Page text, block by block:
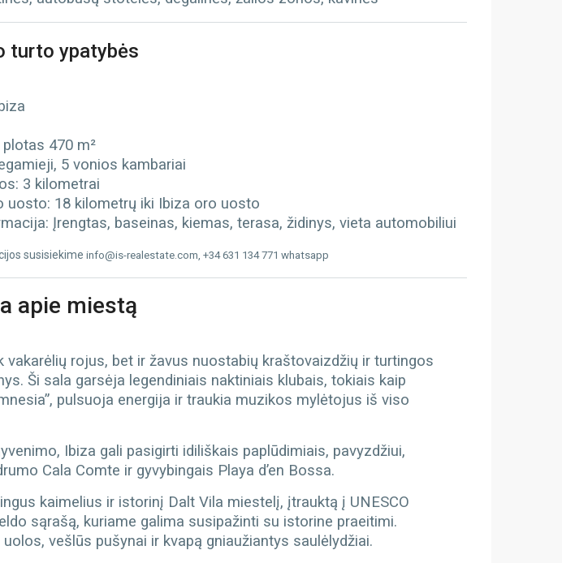
turto ypatybės
470 m²
5 vonios kambariai
3 kilometrai
uosto: 18 kilometrų iki Ibiza oro uosto
Įrengtas, baseinas, kiemas, terasa, židinys, vieta automobiliui
susisiekime info@is-realestate.com, +34 631 134 771 whatsapp
apie miestą
vakarėlių rojus, bet ir žavus nuostabių kraštovaizdžių ir turtingos
Ši sala garsėja legendiniais naktiniais klubais, tokiais kaip
pulsuoja energija ir traukia muzikos mylėtojus iš viso
Ibiza gali pasigirti idiliškais paplūdimiais, pavyzdžiui,
Cala Comte ir gyvybingais Playa d’en Bossa.
kaimelius ir istorinį Dalt Vila miestelį, įtrauktą į UNESCO
sąrašą, kuriame galima susipažinti su istorine praeitimi.
vešlūs pušynai ir kvapą gniaužiantys saulėlydžiai.